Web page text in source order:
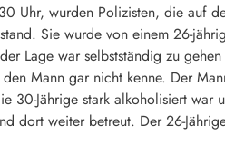
Uhr, wurden Polizisten, die auf
Sie wurde von einem 26-
Lage war selbstständig zu
Mann gar nicht kenne. Der
30-Jährige stark alkoholisiert
dort weiter betreut. Der 26-